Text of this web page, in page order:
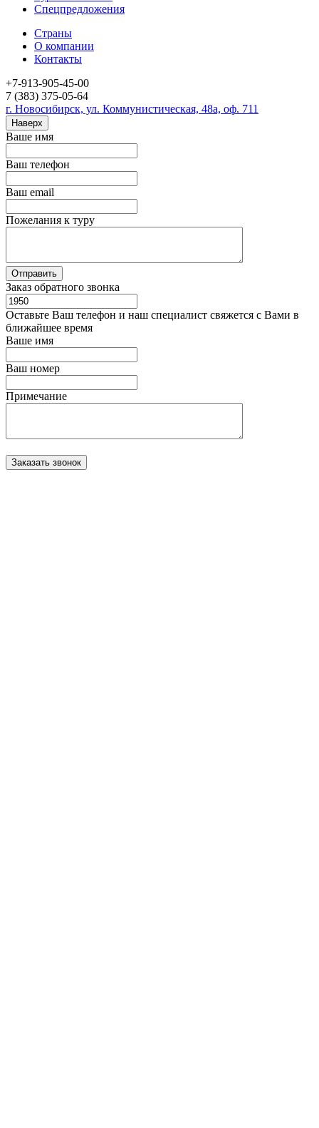
Спецпредложения
Страны
О компании
Контакты
+7-913-905-45-00
7 (383) 375-05-64
г. Новосибирск, ул. Коммунистическая, 48а, оф. 711
Наверх
Ваше имя
Ваш телефон
Ваш email
Пожелания к туру
Заказ обратного звонка
Оставьте Ваш телефон и наш специалист свяжется с Вами в
ближайшее время
Ваше имя
Ваш номер
Примечание